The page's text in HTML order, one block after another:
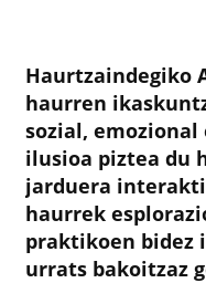
Haurtzaindegiko
haurren
sozial,
ilusioa piztea du
jarduera
haurrek
praktikoen bidez
urrats bakoitzaz